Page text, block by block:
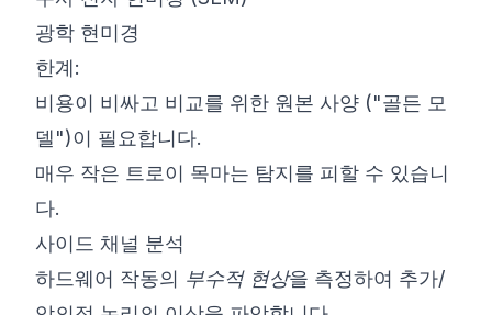
광학 현미경
한계:
비용이 비싸고 비교를 위한 원본 사양 ("골든 모
델")이 필요합니다.
매우 작은 트로이 목마는 탐지를 피할 수 있습니
다.
사이드 채널 분석
하드웨어 작동의 부수적 현상을 측정하여 추가/